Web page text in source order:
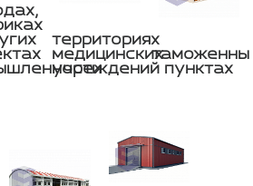
территориях
медицинских
учреждений пунктах